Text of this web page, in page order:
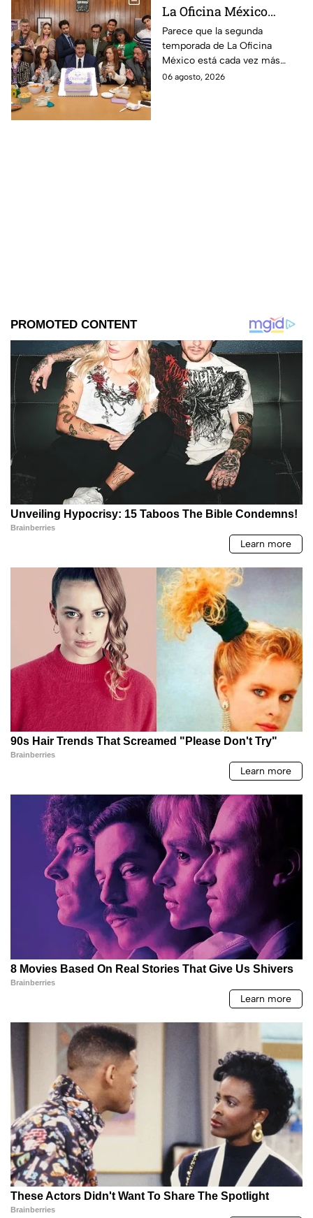
La Oficina México
temporada 2 y un
detalle desata teorías
entre los fans
Parece que la segunda
temporada de La Oficina
México está cada vez más
cerca, pues el elenco ya se
06 agosto, 2026